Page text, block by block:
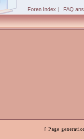
Foren Index | FAQ
[ Page